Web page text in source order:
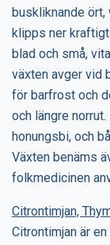
buskliknande ört,
klipps ner
blad och små,
växten avger vid
för barfrost och
och längre
honungsbi, och
Växten benäms
folkmedicinen
Citrontimjan,
Citrontimjan är